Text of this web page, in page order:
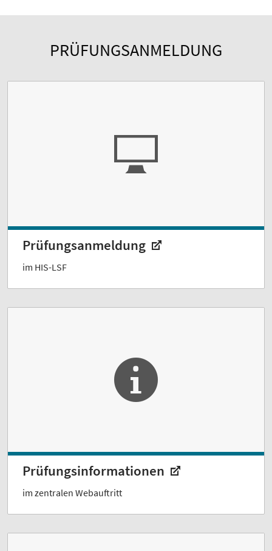
PRÜFUNGSANMELDUNG
Prüfungsanmeldung
im HIS-LSF
Prüfungsinformationen
im zentralen Webauftritt